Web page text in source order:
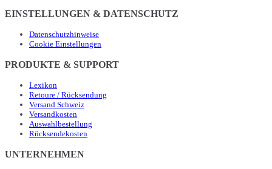
EINSTELLUNGEN & DATENSCHUTZ
Datenschutzhinweise
Cookie Einstellungen
PRODUKTE & SUPPORT
Lexikon
Retoure / Rücksendung
Versand Schweiz
Versandkosten
Auswahlbestellung
Rücksendekosten
UNTERNEHMEN